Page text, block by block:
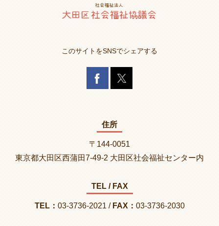
このサイトをSNSでシェアする
住所
〒144-0051
東京都大田区西蒲田7-49-2 大田区社会福祉センター内
TEL / FAX
TEL： 03-3736-2021 / FAX： 03-3736-2030